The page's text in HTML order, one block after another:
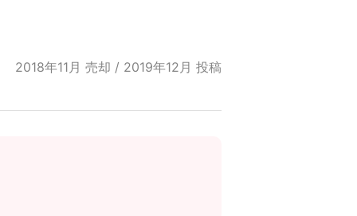
2018年11月 売却 / 2019年12月 投稿